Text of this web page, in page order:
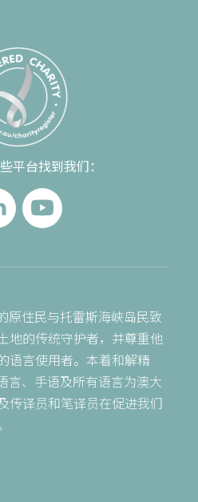
平台找到我们：
原住民与托雷斯海峡岛民致
地的传统守护者，并尊重他
语言使用者。本着和解精
言、手语及所有语言为澳大
传译员和笔译员在促进我们